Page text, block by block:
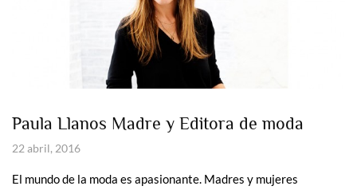
Paula Llanos Madre y Editora de moda
22 abril, 2016
El mundo de la moda es apasionante. Madres y mujeres